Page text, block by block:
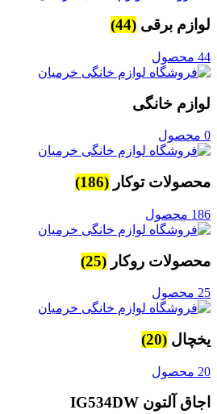
لوازم برقی (44)
44 محصول
لوازم خانگی
0 محصول
محصولات توکار (186)
186 محصول
محصولات روکار (25)
25 محصول
یخچال (20)
20 محصول
اجاق آلتون IG534DW